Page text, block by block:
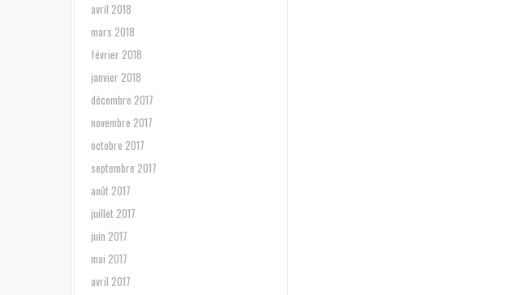
avril 2018
mars 2018
février 2018
janvier 2018
décembre 2017
novembre 2017
octobre 2017
septembre 2017
août 2017
juillet 2017
juin 2017
mai 2017
avril 2017